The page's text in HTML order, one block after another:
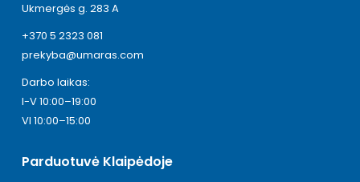
Ukmergės g. 283 A
+370 5 2323 081
prekyba@umaras.com
Darbo laikas:
I-V 10:00–19:00
VI 10:00–15:00
Parduotuvė Klaipėdoje